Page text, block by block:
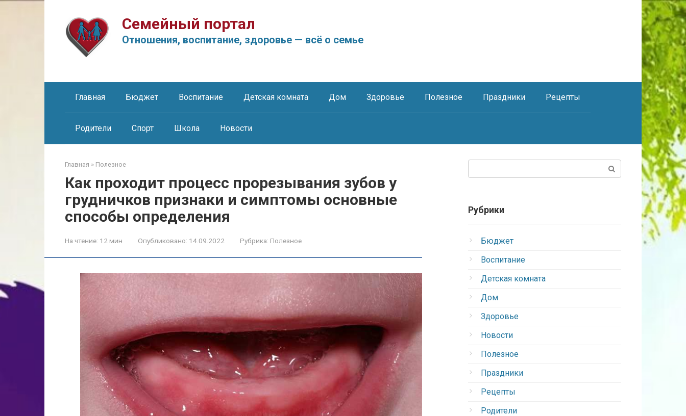
Семейный портал
Отношения, воспитание, здоровье — всё о семье
Главная Бюджет Воспитание Детская комната Дом Здоровье Полезное Праздники Рецепты
Родители Спорт Школа Новости
Главная » Полезное
Как проходит процесс прорезывания зубов у
грудничков признаки и симптомы основные
способы определения
На чтение: 12 мин Опубликовано: 14.09.2022 Рубрика: Полезное
Рубрики
Бюджет
Воспитание
Детская комната
Дом
Здоровье
Новости
Полезное
Праздники
Рецепты
Родители